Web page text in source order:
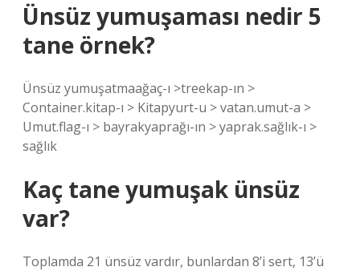
Ünsüz yumuşaması nedir 5
tane örnek?
Ünsüz yumuşatmaağaç-ı >treekap-ın >
Container.kitap-ı > Kitapyurt-u > vatan.umut-a >
Umut.flag-ı > bayrakyaprağı-ın > yaprak.sağlık-ı >
sağlık
Kaç tane yumuşak ünsüz
var?
Toplamda 21 ünsüz vardır, bunlardan 8’i sert, 13’ü